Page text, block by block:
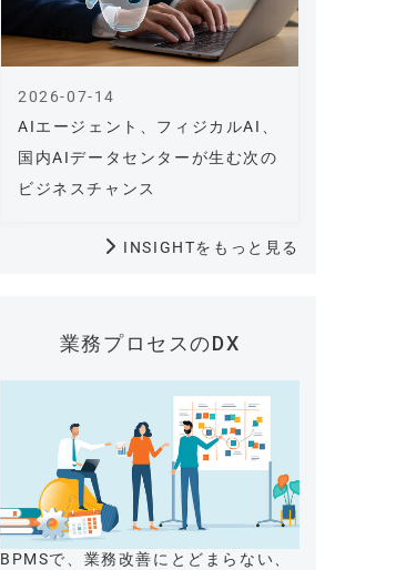
AIエージェント、フィジカルAI、
国内AIデータセンターが生む次の
ビジネスチャンス
2026-07-14
INSIGHTをもっと見る
業務プロセスのDX
BPMSで、業務改善にとどまらない、